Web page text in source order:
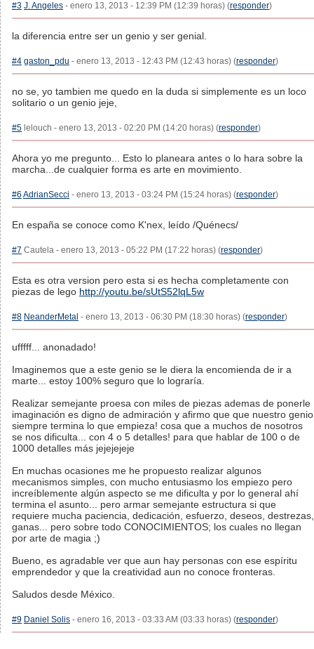
#3 J. Angeles - enero 13, 2013 - 12:39 PM (12:39 horas) (responder)
la diferencia entre ser un genio y ser genial.
#4 gaston_pdu - enero 13, 2013 - 12:43 PM (12:43 horas) (responder)
no se, yo tambien me quedo en la duda si simplemente es un loco
solitario o un genio jeje,
#5 lelouch - enero 13, 2013 - 02:20 PM (14:20 horas) (responder)
Ahora yo me pregunto... Esto lo planeara antes o lo hara sobre la
marcha...de cualquier forma es arte en movimiento.
#6 AdrianSecci - enero 13, 2013 - 03:24 PM (15:24 horas) (responder)
En españa se conoce como K'nex, leído /Quénecs/
#7 Cautela - enero 13, 2013 - 05:22 PM (17:22 horas) (responder)
Esta es otra version pero esta si es hecha completamente con
piezas de lego http://youtu.be/sUtS52lqL5w
#8 NeanderMetal - enero 13, 2013 - 06:30 PM (18:30 horas) (responder)
ufffff... anonadado!
Imaginemos que a este genio se le diera la encomienda de ir a
marte... estoy 100% seguro que lo lograría.
Realizar semejante proesa con miles de piezas ademas de ponerle
imaginación es digno de admiración y afirmo que que nuestro genio
siempre termina lo que empieza! cosa que a muchos de nosotros
se nos dificulta... con 4 o 5 detalles! para que hablar de 100 o de
1000 detalles más jejejejeje
En muchas ocasiones me he propuesto realizar algunos
mecanismos simples, con mucho entusiasmo los empiezo pero
increíblemente algún aspecto se me dificulta y por lo general ahí
termina el asunto... pero armar semejante estructura si que
requiere mucha paciencia, dedicación, esfuerzo, deseos, destrezas,
ganas... pero sobre todo CONOCIMIENTOS; los cuales no llegan
por arte de magia ;)
Bueno, es agradable ver que aun hay personas con ese espíritu
emprendedor y que la creatividad aun no conoce fronteras.
Saludos desde México.
#9 Daniel Solis - enero 16, 2013 - 03:33 AM (03:33 horas) (responder)